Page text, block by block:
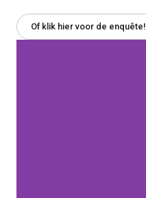
Of klik hier voor de enquête!